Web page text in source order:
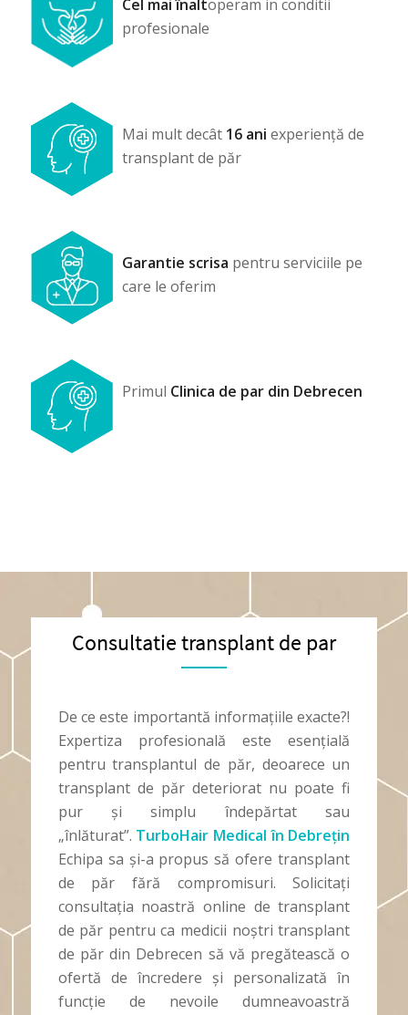
Cel mai înaltoperam in conditii
profesionale
Mai mult decât 16 ani experiență de
transplant de păr
Garantie scrisa pentru serviciile pe
care le oferim
Primul Clinica de par din Debrecen
Consultatie transplant de par
De ce este importantă informațiile exacte?!
Expertiza profesională este esențială
pentru transplantul de păr, deoarece un
transplant de păr deteriorat nu poate fi
pur și simplu îndepărtat sau
„înlăturat”. TurboHair Medical în Debrețin
Echipa sa și-a propus să ofere transplant
de păr fără compromisuri. Solicitați
consultația noastră online de transplant
de păr pentru ca medicii noștri transplant
de păr din Debrecen să vă pregătească o
ofertă de încredere și personalizată în
funcție de nevoile dumneavoastră